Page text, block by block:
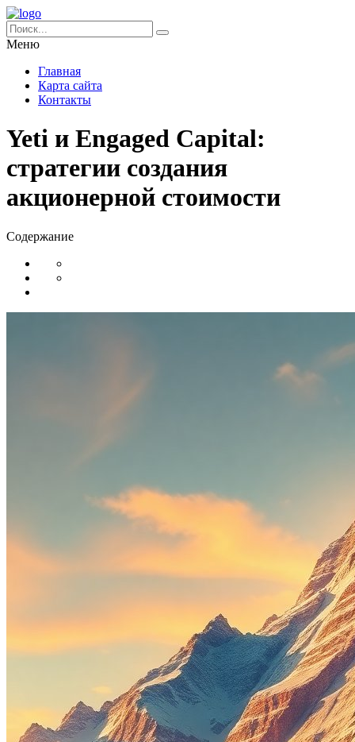
Меню
Главная
Карта сайта
Контакты
Yeti и Engaged Capital:
стратегии создания
акционерной стоимости
Содержание